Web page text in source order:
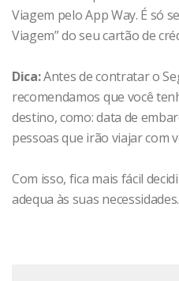
Viagem pelo App Way. É só
Viagem” do seu cartão de
Dica:Antes de contratar o
recomendamos que você
destino, como: data de
pessoas que irão viajar com
Com isso, fica mais fácil
adequa às suas necessidades.